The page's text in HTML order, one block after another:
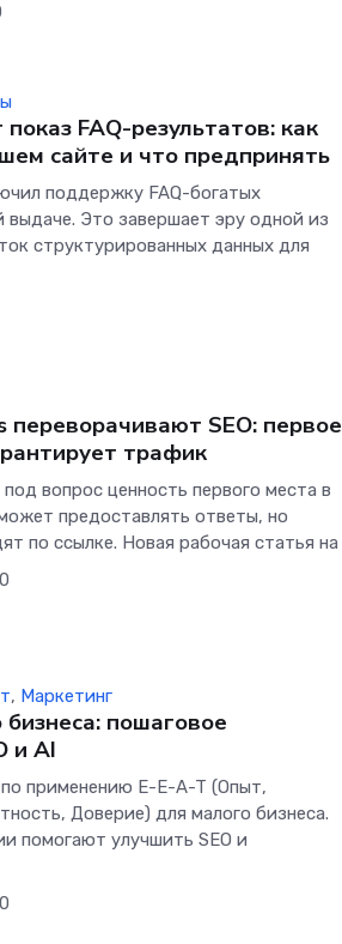
FAQ-результатов: как
сайте и что предпринять
поддержку FAQ-богатых
выдаче. Это завершает эру одной из
структурированных данных для
переворачивают SEO: первое
трафик
вопрос ценность первого места в
предоставлять ответы, но
по ссылке. Новая рабочая статья на
, Маркетинг
пошаговое
и AI
применению E-E-A-T (Опыт,
Доверие) для малого бизнеса.
помогают улучшить SEO и